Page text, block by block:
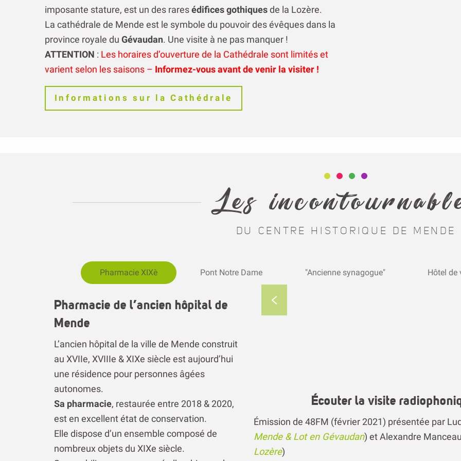
imposante stature, est un des raresédifices gothiquesde la Lozère.
La cathédrale de Mende est le symbole du pouvoir des évêques dans la
province royale du Gévaudan. Une visite à ne pas manquer !
ATTENTION : Les horaires d’ouverture de la Cathédrale sont limités et
varient selon les saisons – Informez-vous avant de venir la visiter !
Informations sur la Cathédrale
Les
DU CENTRE HISTORIQUE DE MENDE
Pharmacie XIXè Pont Notre Dame "Ancienne synagogue" Hôtel de
Pharmacie de l’ancien hôpital de
Mende
L’ancien hôpital de la ville de Mende construit
au XVIIe, XVIIIe & XIXe siècle est aujourd’hui
une résidence pour personnes âgées
autonomes.
Sa pharmacie, restaurée entre 2018 & 2020,
est en excellent état de conservation.
Elle dispose d’un ensemble composé de
nombreux objets du XIXe siècle.
Écouter la visite
Émission de 48FM (février 2021) présentée par
Mende & Lot en Gévaudan) et Alexandre
Lozère)